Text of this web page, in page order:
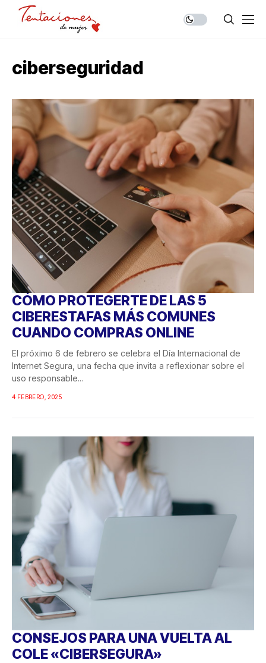
ciberseguridad
CÓMO PROTEGERTE DE LAS 5
CIBERESTAFAS MÁS COMUNES
CUANDO COMPRAS ONLINE
El próximo 6 de febrero se celebra el Día Internacional de
Internet Segura, una fecha que invita a reflexionar sobre el
uso responsable...
4 FEBRERO, 2025
CONSEJOS PARA UNA VUELTA AL
COLE «CIBERSEGURA»